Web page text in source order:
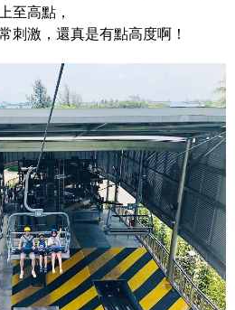
至高點，
刺激，還真是有點高度啊！